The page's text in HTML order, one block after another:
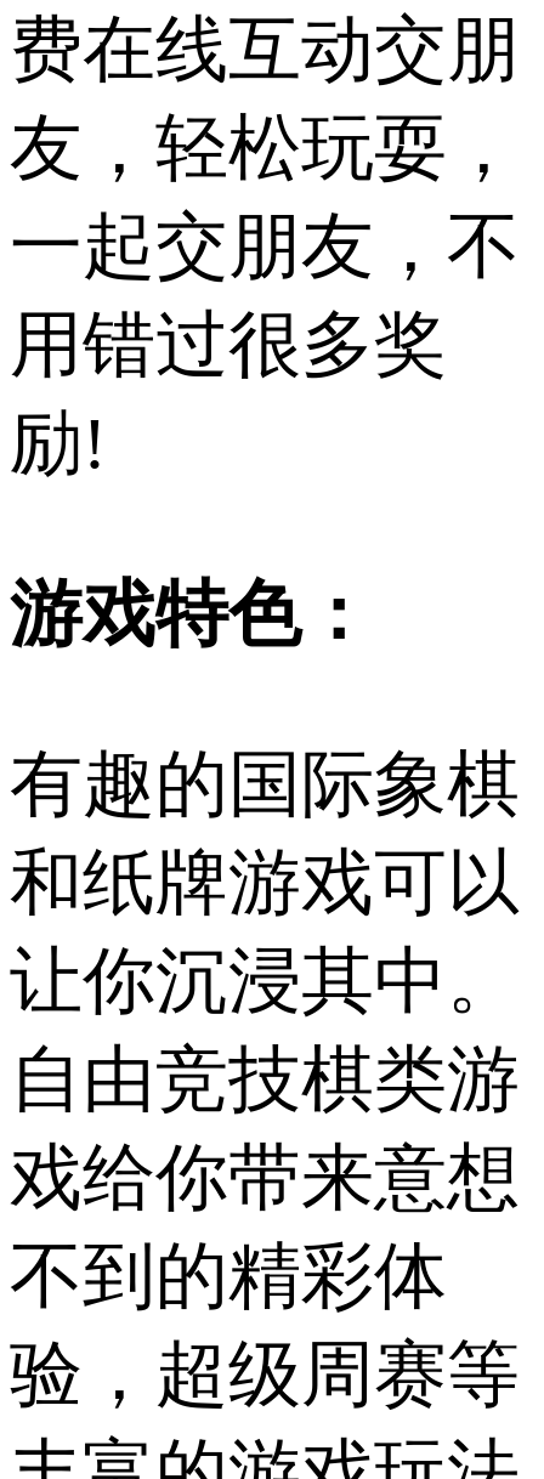
费在线互动交朋
友，轻松玩耍，
一起交朋友，不
用错过很多奖
励!
游戏特色：
有趣的国际象棋
和纸牌游戏可以
让你沉浸其中。
自由竞技棋类游
戏给你带来意想
不到的精彩体
验，超级周赛等